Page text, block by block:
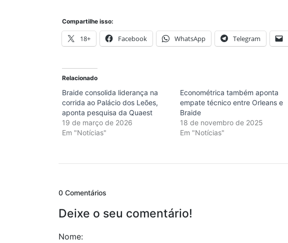
Compartilhe isso:
18+ Facebook WhatsApp Telegram
Relacionado
Braide consolida liderança na
corrida ao Palácio dos Leões,
aponta pesquisa da Quaest
19 de março de 2026
Em "Notícias"
Econométrica também aponta
empate técnico entre Orleans e
Braide
18 de novembro de 2025
Em "Notícias"
0 Comentários
Deixe o seu comentário!
Nome: